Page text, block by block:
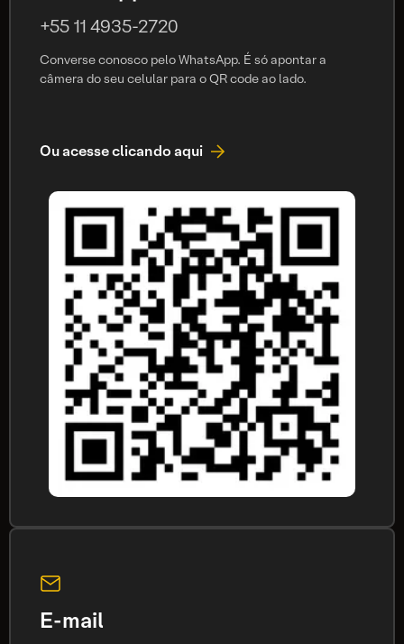
+55 11 4935-2720
Converse conosco pelo WhatsApp. É só apontar a
câmera do seu celular para o QR code ao lado.
Ou acesse clicando aqui
E-mail